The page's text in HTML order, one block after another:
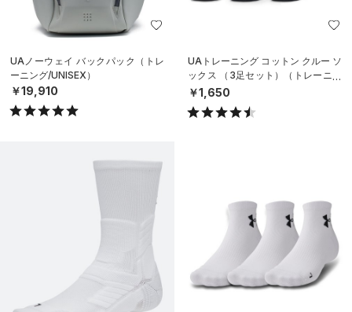
UAノーウェイ バックパック（トレ
ーニング/UNISEX）
￥19,910
UAトレーニング コットン クルー ソ
ックス （3足セット）（トレーニン
グ/UNISEX）
￥1,650